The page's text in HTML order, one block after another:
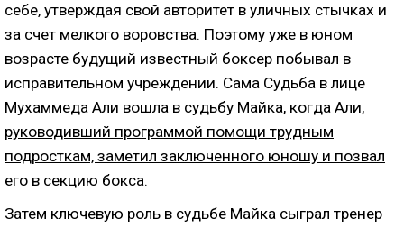
себе, утверждая свой авторитет в уличных стычках и
за счет мелкого воровства. Поэтому уже в юном
возрасте будущий известный боксер побывал в
исправительном учреждении. Сама Судьба в лице
Мухаммеда Али вошла в судьбу Майка, когда Али,
руководивший программой помощи трудным
подросткам, заметил заключенного юношу и позвал
его в секцию бокса.
Затем ключевую роль в судьбе Майка сыграл тренер